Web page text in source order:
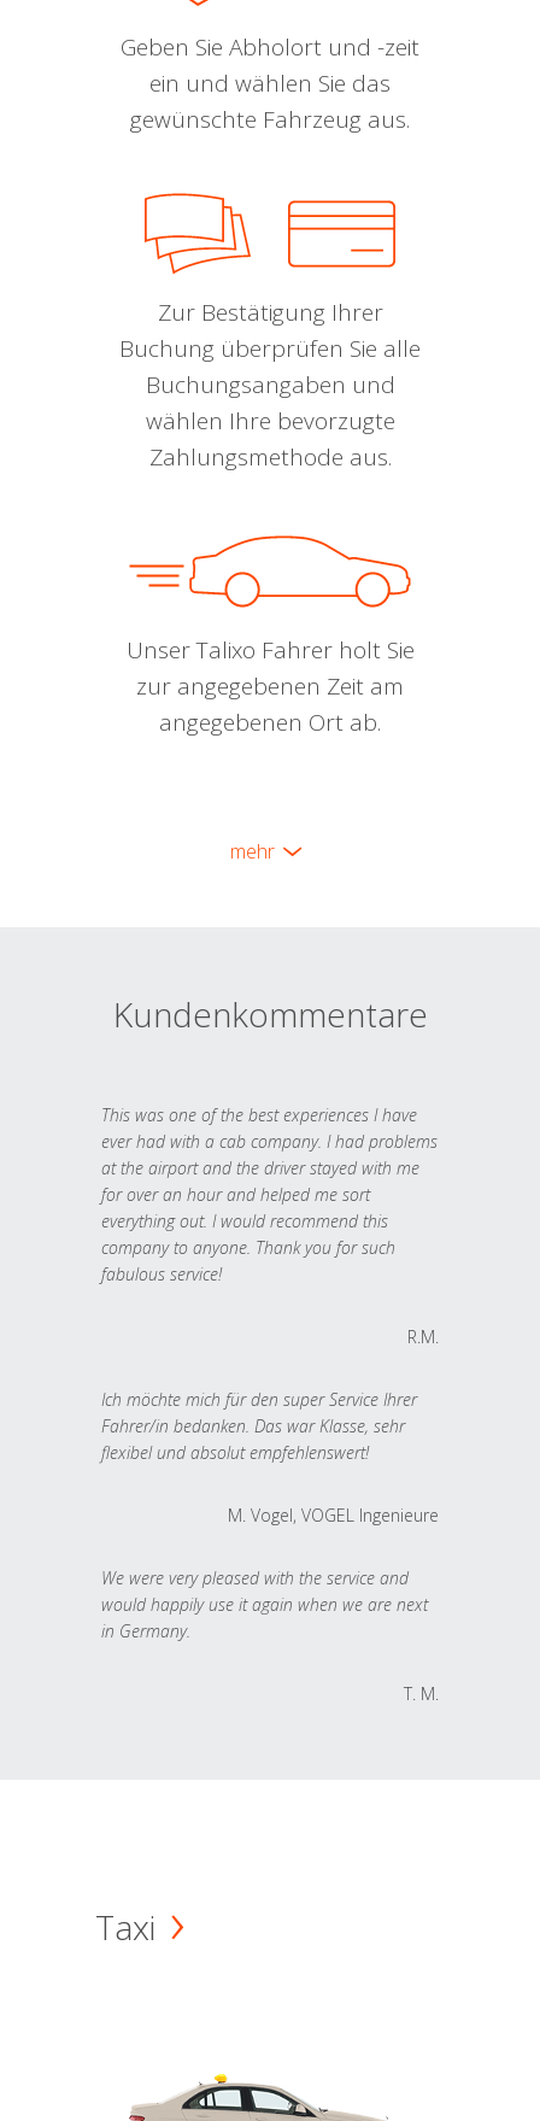
Geben Sie Abholort und -zeit
ein und wählen Sie das
gewünschte Fahrzeug aus.
Zur Bestätigung Ihrer
Buchung überprüfen Sie alle
Buchungsangaben und
wählen Ihre bevorzugte
Zahlungsmethode aus.
Unser Talixo Fahrer holt Sie
zur angegebenen Zeit am
angegebenen Ort ab.
mehr
Kundenkommentare
This was one of the best experiences I have
ever had with a cab company. I had problems
at the airport and the driver stayed with me
for over an hour and helped me sort
everything out. I would recommend this
company to anyone. Thank you for such
fabulous service!
R.M.
Ich möchte mich für den super Service Ihrer
Fahrer/in bedanken. Das war Klasse, sehr
flexibel und absolut empfehlenswert!
M. Vogel, VOGEL Ingenieure
We were very pleased with the service and
would happily use it again when we are next
in Germany.
T. M.
Taxi